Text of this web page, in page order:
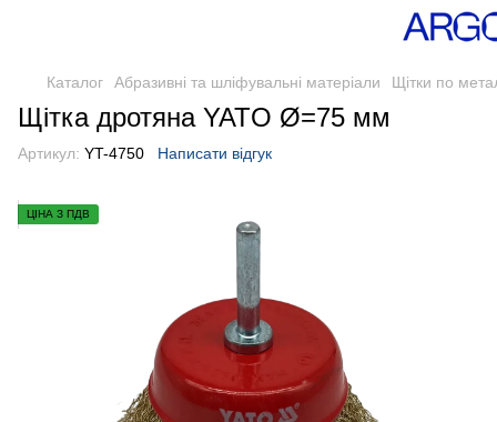
Каталог Абразивні та шліфувальні матеріали Щітки по
Щітка дротяна YATO Ø=75 мм
Артикул: YT-4750 Написати відгук
ЦІНА З ПДВ